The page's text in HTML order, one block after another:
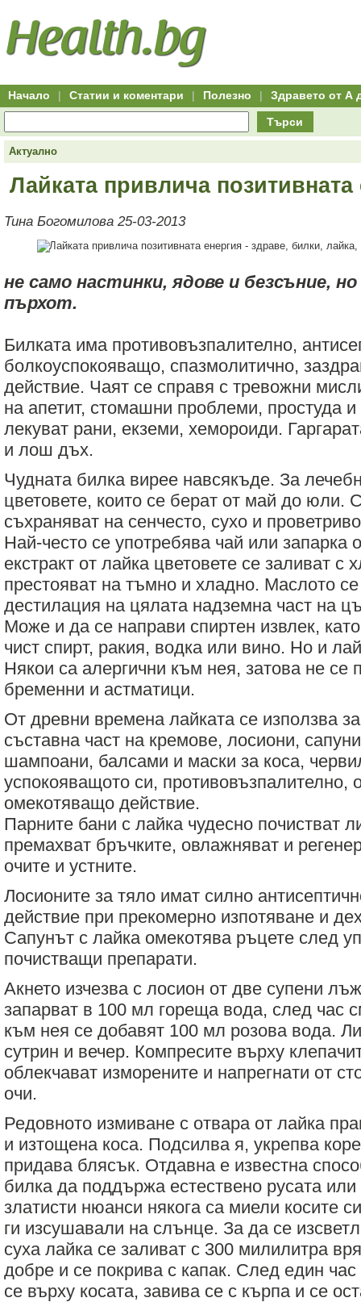
Всички
офети
за
Hitro.bg
Всички
оферти
Hitro.bg
Всички
оферти
Търсене
оферти
за
групово
оферти
Сайтът
за
зехтин
и
маслини
пазаруване
изгодни
оферти
50+
начало
Клуб
Начало | Статии и коментари | Полезно | Здравето от А
Търси
Актуално
Лайката привлича позитивната
Тина Богомилова 25-03-2013
не само настинки, ядове и безсъние,
пърхот.
Билката има противовъзпалително,
болкоуспокояващо, спазмолитично,
действие. Чаят се справя с тревожни
на апетит, стомашни проблеми, простуда
лекуват рани, екземи, хемороиди.
и лош дъх.
Чудната билка вирее навсякъде. За
цветовете, които се берат от май до юли.
съхраняват на сенчесто, сухо и
Най-често се употребява чай или запарка
екстракт от лайка цветовете се заливат с
престояват на тъмно и хладно. Маслото
дестилация на цялата надземна част на
Може и да се направи спиртен извлек,
чист спирт, ракия, водка или вино. Но и
Някои са алергични към нея, затова не се
бременни и астматици.
От древни времена лайката се използва
съставна част на кремове, лосиони,
шампоани, балсами и маски за коса,
успокояващото си, противовъзпалително,
омекотяващо действие.
Парните бани с лайка чудесно почистват
премахват бръчките, овлажняват и
очите и устните.
Лосионите за тяло имат силно
действие при прекомерно изпотяване и
Сапунът с лайка омекотява ръцете след
почистващи препарати.
Акнето изчезва с лосион от две супени
запарват в 100 мл гореща вода, след час
към нея се добавят 100 мл розова вода.
сутрин и вечер. Компресите върху
облекчават изморените и напрегнати от
очи.
Редовното измиване с отвара от лайка
и изтощена коса. Подсилва я, укрепва
придава блясък. Отдавна е известна
билка да поддържа естествено русата или
златисти нюанси някога са миели косите
ги изсушавали на слънце. За да се
суха лайка се заливат с 300 милилитра
добре и се покрива с капак. След един
се върху косата, завива се с кърпа и се